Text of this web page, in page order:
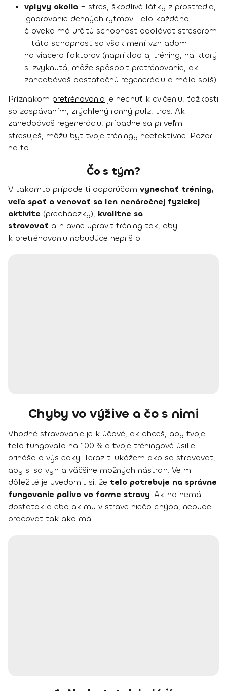
vplyvy okolia – stres, škodlivé látky z prostredia,
ignorovanie denných rytmov. Telo každého
človeka má určitú schopnosť odolávať stresorom
- táto schopnosť sa však mení vzhľadom
na viacero faktorov (napríklad aj tréning, na ktorý
si zvyknutá, môže spôsobiť pretrénovanie, ak
zanedbávaš dostatočnú regeneráciu a málo spíš).
Príznakom pretrénovania je nechuť k cvičeniu, ťažkosti
so zaspávaním, zrýchlený ranný pulz, tras. Ak
zanedbávaš regeneráciu, prípadne sa priveľmi
stresuješ, môžu byť tvoje tréningy neefektívne. Pozor
na to.
Čo s tým?
V takomto prípade ti odporúčam vynechať tréning,
veľa spať a venovať sa len nenáročnej fyzickej
aktivite (prechádzky), kvalitne sa
stravovať a hlavne upraviť tréning tak, aby
k pretrénovaniu nabudúce neprišlo.
Chyby vo výžive a čo s nimi
Vhodné stravovanie je kľúčové, ak chceš, aby tvoje
telo fungovalo na 100 % a tvoje tréningové úsilie
prinášalo výsledky. Teraz ti ukážem ako sa stravovať,
aby si sa vyhla väčšine možných nástrah. Veľmi
dôležité je uvedomiť si, že telo potrebuje na správne
fungovanie palivo vo forme stravy. Ak ho nemá
dostatok alebo ak mu v strave niečo chýba, nebude
pracovať tak ako má.